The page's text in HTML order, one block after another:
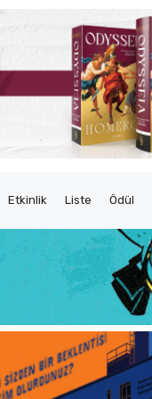
Etkinlik Liste Ödül